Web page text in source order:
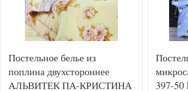
Постельное белье из
поплина двухстороннее
АЛЬВИТЕК ПА-КРИСТИНА
397-50